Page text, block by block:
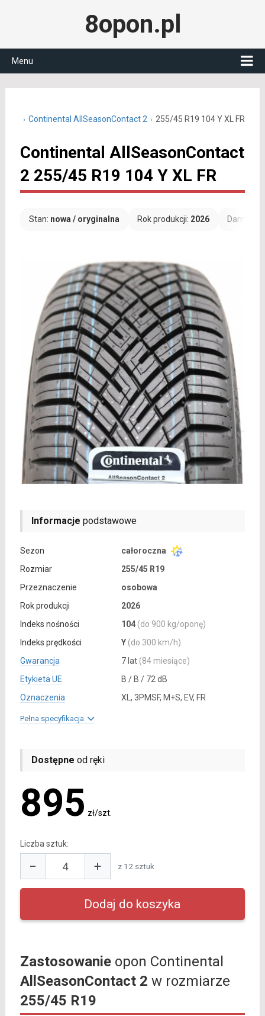
8opon.pl
Menu
Continental AllSeasonContact 2 255/45 R19 104 Y XL FR
Continental AllSeasonContact
2 255/45 R19 104 Y XL FR
Stan: nowa / oryginalna Rok produkcji: 2026
Informacje podstawowe
Sezon
całoroczna
Rozmiar
255/45 R19
Przeznaczenie
osobowa
Rok produkcji
2026
Indeks nośności
104 (do 900 kg/oponę)
Indeks prędkości
Y (do 300 km/h)
Gwarancja
7 lat (84 miesiące)
Etykieta UE
B / B / 72 dB
Oznaczenia
XL, 3PMSF, M+S, EV, FR
Pełna specyfikacja
Dostępne od ręki
895 zł/szt.
Liczba sztuk:
− + z 12 sztuk
Zastosowanieopon Continental
AllSeasonContact 2 w rozmiarze
255/45 R19